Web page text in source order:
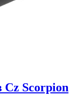
Cz Scorpion